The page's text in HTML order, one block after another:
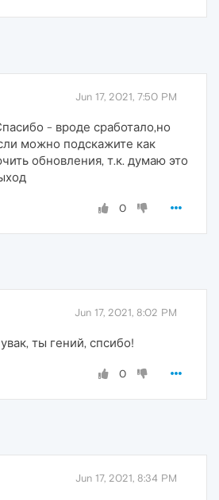
Jun 17, 2021, 7:50 PM
- вроде сработало,но
можно подскажите как
обновления, т.к. думаю это
0
Jun 17, 2021, 8:02 PM
ты гений, спсибо!
0
Jun 17, 2021, 8:34 PM